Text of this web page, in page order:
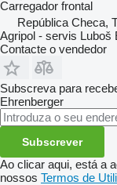
Carregador frontal
República Checa,
Agripol - servis Luboš
Contacte o vendedor
Subscreva para
Ehrenberger
Subscrever
Ao clicar aqui, está a
nossos Termos de